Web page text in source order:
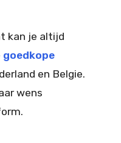
kan je altijd
goedkope
en Belgie.
wens